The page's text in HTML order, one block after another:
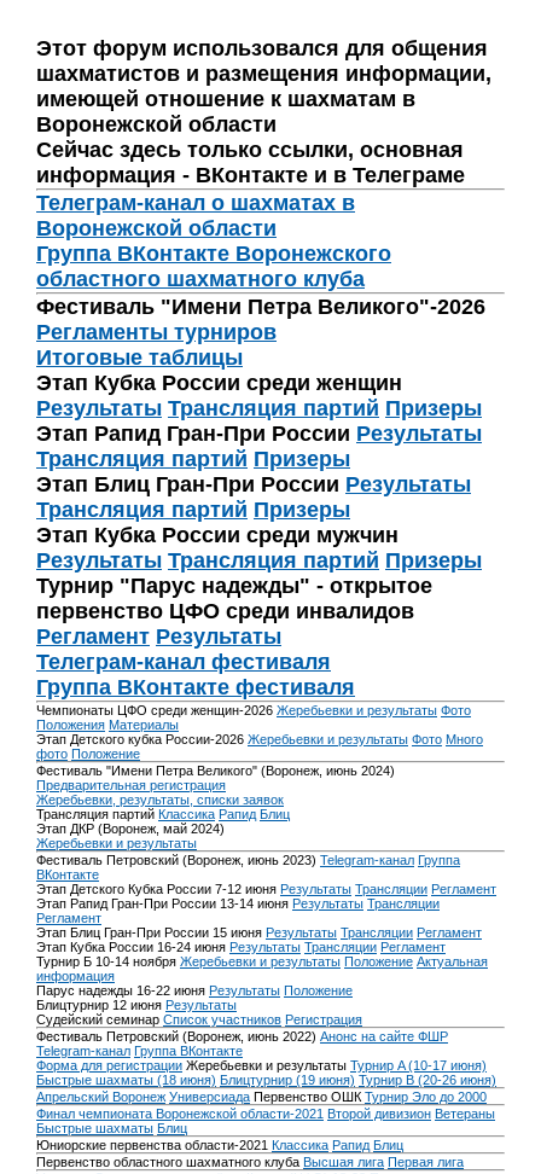
Этот форум использовался для общения
шахматистов и размещения информации,
имеющей отношение к шахматам в
Воронежской области
Сейчас здесь только ссылки, основная
информация - ВКонтакте и в Телеграме
Телеграм-канал о шахматах в
Воронежской области
Группа ВКонтакте Воронежского
областного шахматного клуба
Фестиваль "Имени Петра Великого"-2026
Регламенты турниров
Итоговые таблицы
Этап Кубка России среди женщин
Результаты Трансляция партий Призеры
Этап Рапид Гран-При России Результаты
Трансляция партий Призеры
Этап Блиц Гран-При России Результаты
Трансляция партий Призеры
Этап Кубка России среди мужчин
Результаты Трансляция партий Призеры
Турнир "Парус надежды" - открытое
первенство ЦФО среди инвалидов
Регламент Результаты
Телеграм-канал фестиваля
Группа ВКонтакте фестиваля
Чемпионаты ЦФО среди женщин-2026 Жеребьевки и результаты Фото
Положения Материалы
Этап Детского кубка России-2026 Жеребьевки и результаты Фото Много
фото Положение
Фестиваль "Имени Петра Великого" (Воронеж, июнь 2024)
Предварительная регистрация
Жеребьевки, результаты, списки заявок
Трансляция партий Классика Рапид Блиц
Этап ДКР (Воронеж, май 2024)
Жеребьевки и результаты
Фестиваль Петровский (Воронеж, июнь 2023) Telegram-канал Группа
ВКонтакте
Этап Детского Кубка России 7-12 июня Результаты Трансляции Регламент
Этап Рапид Гран-При России 13-14 июня Результаты Трансляции
Регламент
Этап Блиц Гран-При России 15 июня Результаты Трансляции Регламент
Этап Кубка России 16-24 июня Результаты Трансляции Регламент
Турнир Б 10-14 ноября Жеребьевки и результаты Положение Актуальная
информация
Парус надежды 16-22 июня Результаты Положение
Блицтурнир 12 июня Результаты
Судейский семинар Список участников Регистрация
Фестиваль Петровский (Воронеж, июнь 2022) Анонс на сайте ФШР
Telegram-канал Группа ВКонтакте
Форма для регистрации Жеребьевки и результаты Турнир A (10-17 июня)
Быстрые шахматы (18 июня) Блицтурнир (19 июня) Турнир B (20-26 июня)
Апрельский Воронеж Универсиада Первенство ОШК Турнир Эло до 2000
Финал чемпионата Воронежской области-2021 Второй дивизион Ветераны
Быстрые шахматы Блиц
Юниорские первенства области-2021 Классика Рапид Блиц
Первенство областного шахматного клуба Высшая лига Первая лига